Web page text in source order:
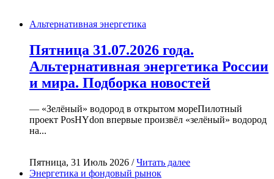
Альтернативная энергетика
Пятница 31.07.2026 года.
Альтернативная энергетика России
и мира. Подборка новостей
— «Зелёный» водород в открытом мореПилотный
проект PosHYdon впервые произвёл «зелёный» водород
на...
Пятница, 31 Июль 2026 /Читать далее
Энергетика и фондовый рынок